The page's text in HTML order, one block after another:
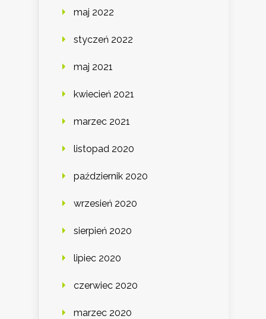
maj 2022
styczeń 2022
maj 2021
kwiecień 2021
marzec 2021
listopad 2020
październik 2020
wrzesień 2020
sierpień 2020
lipiec 2020
czerwiec 2020
marzec 2020